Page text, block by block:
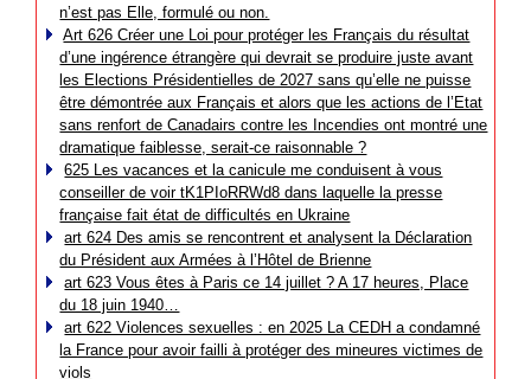
n’est pas Elle, formulé ou non.
Art 626 Créer une Loi pour protéger les Français du résultat
d’une ingérence étrangère qui devrait se produire juste avant
les Elections Présidentielles de 2027 sans qu’elle ne puisse
être démontrée aux Français et alors que les actions de l’Etat
sans renfort de Canadairs contre les Incendies ont montré une
dramatique faiblesse, serait-ce raisonnable ?
625 Les vacances et la canicule me conduisent à vous
conseiller de voir tK1PIoRRWd8 dans laquelle la presse
française fait état de difficultés en Ukraine
art 624 Des amis se rencontrent et analysent la Déclaration
du Président aux Armées à l’Hôtel de Brienne
art 623 Vous êtes à Paris ce 14 juillet ? A 17 heures, Place
du 18 juin 1940…
art 622 Violences sexuelles : en 2025 La CEDH a condamné
la France pour avoir failli à protéger des mineures victimes de
viols